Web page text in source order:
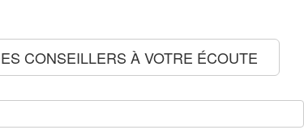
CONSEILLERS À VOTRE ÉCOUTE